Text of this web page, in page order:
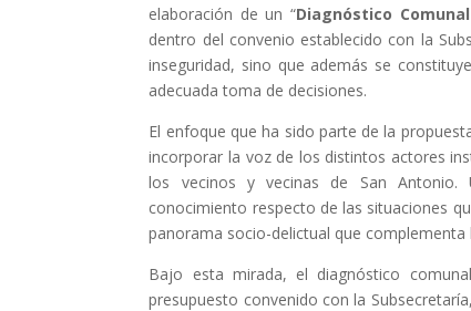
elaboración de un “Diagnóstico
dentro del convenio establecido con la
inseguridad, sino que además se
adecuada toma de decisiones.
El enfoque que ha sido parte de la
incorporar la voz de los distintos actores
los vecinos y vecinas de San Antonio.
conocimiento respecto de las situaciones
panorama socio-delictual que
Bajo esta mirada, el diagnóstico
presupuesto convenido con la